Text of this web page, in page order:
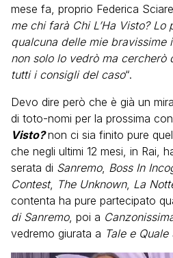
mese fa, proprio Federica
me chi farà Chi L’Ha Visto? Lo
qualcuna delle mie bravissime
non solo lo vedrò ma cercherò
tutti i consigli del caso“.
Devo dire però che è già un
di toto-nomi per la prossima
Visto? non ci sia finito pure
che negli ultimi 12 mesi, in Rai,
serata di Sanremo, Boss In
Contest, The Unknown, La
contenta ha pure partecipato
di Sanremo, poi a
vedremo giurata a Tale e Quale